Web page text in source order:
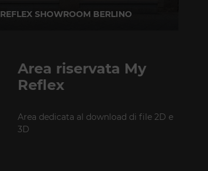
REFLEX SHOWROOM BERLINO
Area riservata My
Reflex
Area dedicata al download di file 2D e
3D